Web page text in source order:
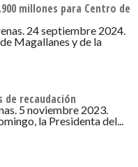
millones para Centro de
24 septiembre 2024.
Magallanes y de la
de recaudación
5 noviembre 2023.
la Presidenta del...